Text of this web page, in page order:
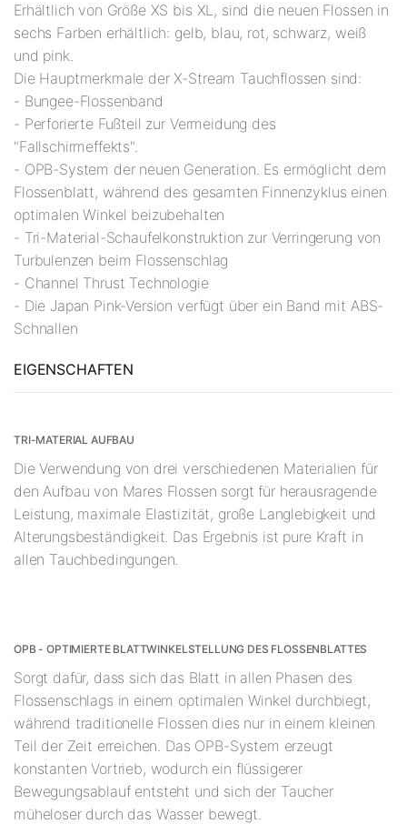
Erhältlich von Größe XS bis XL, sind die neuen Flossen in
sechs Farben erhältlich: gelb, blau, rot, schwarz, weiß
und pink.
Die Hauptmerkmale der X-Stream Tauchflossen sind:
- Bungee-Flossenband
- Perforierte Fußteil zur Vermeidung des
"Fallschirmeffekts".
- OPB-System der neuen Generation. Es ermöglicht dem
Flossenblatt, während des gesamten Finnenzyklus einen
optimalen Winkel beizubehalten
- Tri-Material-Schaufelkonstruktion zur Verringerung von
Turbulenzen beim Flossenschlag
- Channel Thrust Technologie
- Die Japan Pink-Version verfügt über ein Band mit ABS-
Schnallen
EIGENSCHAFTEN
TRI-MATERIAL AUFBAU
Die Verwendung von drei verschiedenen Materialien für
den Aufbau von Mares Flossen sorgt für herausragende
Leistung, maximale Elastizität, große Langlebigkeit und
Alterungsbeständigkeit. Das Ergebnis ist pure Kraft in
allen Tauchbedingungen.
OPB - OPTIMIERTE BLATTWINKELSTELLUNG DES FLOSSENBLATTES
Sorgt dafür, dass sich das Blatt in allen Phasen des
Flossenschlags in einem optimalen Winkel durchbiegt,
während traditionelle Flossen dies nur in einem kleinen
Teil der Zeit erreichen. Das OPB-System erzeugt
konstanten Vortrieb, wodurch ein flüssigerer
Bewegungsablauf entsteht und sich der Taucher
müheloser durch das Wasser bewegt.